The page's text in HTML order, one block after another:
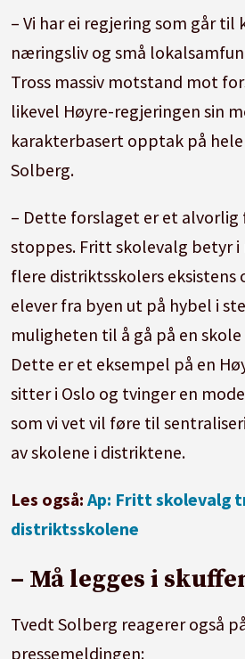
– Vi har ei regjering som går til
næringsliv og små
Tross massiv motstand mot
likevel Høyre-regjeringen sin
karakterbasert opptak på
Solberg.
– Dette forslaget er et alvorlig
stoppes. Fritt skolevalg betyr
flere distriktsskolers eksistens
elever fra byen ut på hybel i
muligheten til å gå på en
Dette er et eksempel på en
sitter i Oslo og tvinger en
som vi vet vil føre til
av skolene i distriktene.
Les også:Ap: Fritt skolevalg
distriktsskolene
– Må legges i
Tvedt Solberg reagerer også
pressemeldingen: